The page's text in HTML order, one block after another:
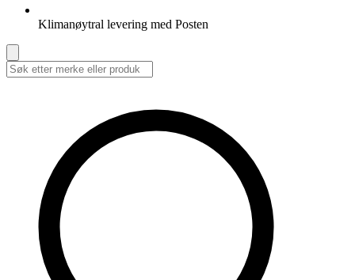
Klimanøytral levering med Posten